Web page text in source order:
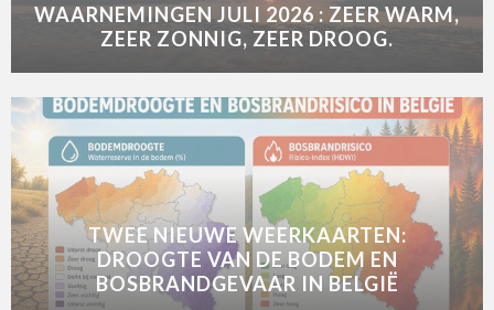
WAARNEMINGEN JULI 2026 : ZEER WARM,
ZEER ZONNIG, ZEER DROOG.
TWEE NIEUWE WEERKAARTEN:
DROOGTE VAN DE BODEM EN
BOSBRANDGEVAAR IN BELGIË